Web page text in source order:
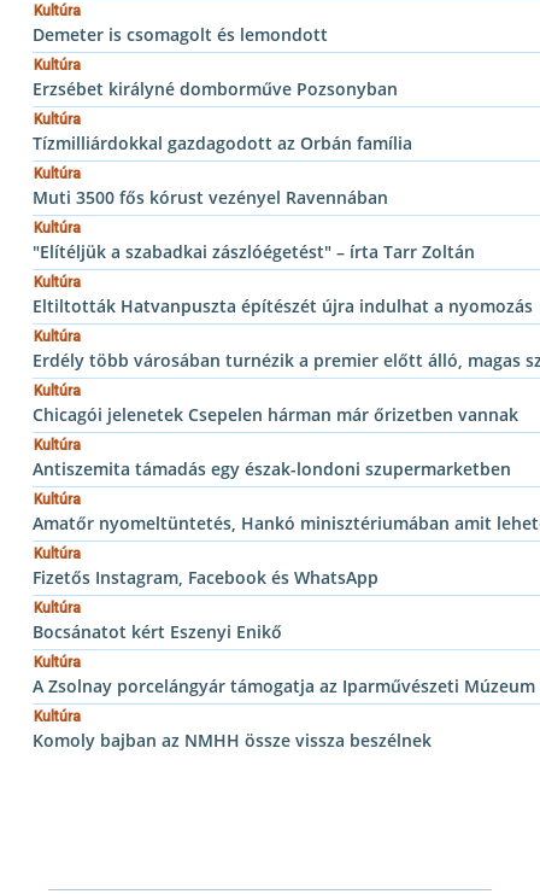
Kultúra
Demeter is csomagolt és lemondott
Kultúra
Erzsébet királyné domborműve Pozsonyban
Kultúra
Tízmilliárdokkal gazdagodott az Orbán família
Kultúra
Muti 3500 fős kórust vezényel Ravennában
Kultúra
"Elítéljük a szabadkai zászlóégetést" – írta Tarr Zoltán
Kultúra
Eltiltották Hatvanpuszta építészét újra indulhat a nyomozás
Kultúra
Erdély több városában turnézik a premier előtt álló, magas
Kultúra
Chicagói jelenetek Csepelen hárman már őrizetben vannak
Kultúra
Antiszemita támadás egy észak-londoni szupermarketben
Kultúra
Amatőr nyomeltüntetés, Hankó minisztériumában amit
Kultúra
Fizetős Instagram, Facebook és WhatsApp
Kultúra
Bocsánatot kért Eszenyi Enikő
Kultúra
A Zsolnay porcelángyár támogatja az Iparművészeti
Kultúra
Komoly bajban az NMHH össze vissza beszélnek